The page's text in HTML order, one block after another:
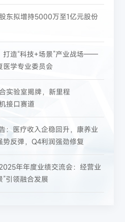
东拟增持5000万至1亿元股份
打造“科技+场景”产业战场——
医学专业委员会
实验室揭牌，新里程
接口赛道
：医疗收入企稳回升，康养业
反弹，Q4利润强劲修复
年年度业绩交流会：经营业
引领融合发展